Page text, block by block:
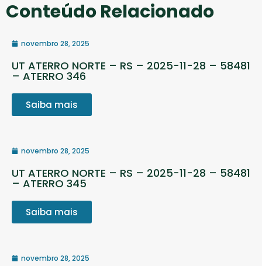
Conteúdo Relacionado
novembro 28, 2025
UT ATERRO NORTE – RS – 2025-11-28 – 58481
– ATERRO 346
Saiba mais
novembro 28, 2025
UT ATERRO NORTE – RS – 2025-11-28 – 58481
– ATERRO 345
Saiba mais
novembro 28, 2025